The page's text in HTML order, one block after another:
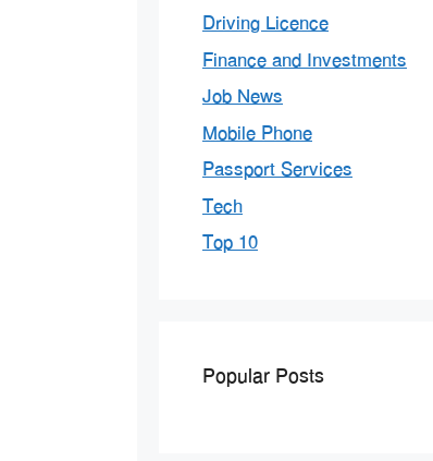
Driving Licence
Finance and Investments
Job News
Mobile Phone
Passport Services
Tech
Top 10
Popular Posts